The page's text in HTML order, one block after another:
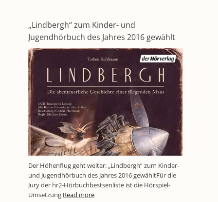
„Lindbergh“ zum Kinder- und
Jugendhörbuch des Jahres 2016 gewählt
Der Höhenflug geht weiter: „Lindbergh“ zum Kinder-
und Jugendhörbuch des Jahres 2016 gewähltFür die
Jury der hr2-Hörbuchbestsenliste ist die Hörspiel-
Umsetzung Read more